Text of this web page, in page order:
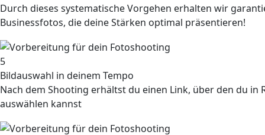
Durch dieses systematische Vorgehen erhalten wir
Businessfotos, die deine Stärken optimal präsentieren!
5
Bildauswahl in deinem Tempo
Nach dem Shooting erhältst du einen Link, über den du in
auswählen kannst